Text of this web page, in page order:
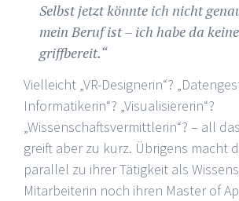
Selbst jetzt könnte ich nicht
mein Beruf ist – ich habe da
griffbereit.“
Vielleicht „VR-Designerin“?
Informatikerin“? „Visualisiererin“?
„Wissenschaftsvermittlerin“? – all
greift aber zu kurz. Übrigens macht
parallel zu ihrer Tätigkeit als
Mitarbeiterin noch ihren Master of